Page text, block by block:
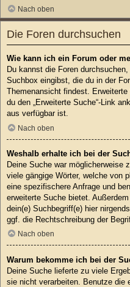
Nach oben
Die Foren durchsuchen
Wie kann ich ein Forum oder
Du kannst die Foren
Suchbox eingibst, die du in der
Themenansicht findest.
du den „Erweiterte Suche“-Link
aus verfügbar ist.
Nach oben
Weshalb erhalte ich bei der
Deine Suche war möglicherweise
viele gängige Wörter, welche von
eine spezifischere Anfrage und
erweiterte Suche bietet.
dein(e) Suchbegriff(e) hier
ggf. die Rechtschreibung der
Nach oben
Warum bekomme ich bei der
Deine Suche lieferte zu viele
sie nicht verarbeiten. Benutze die